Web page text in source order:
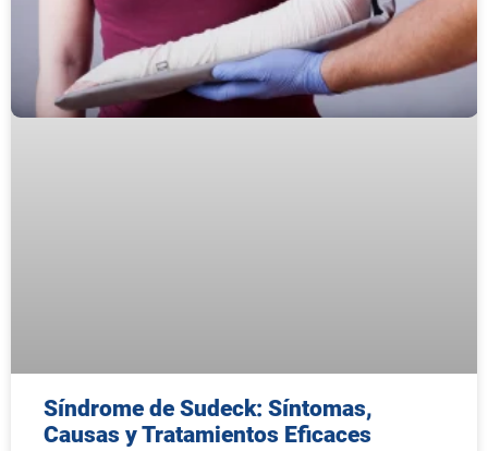
Síndrome de Sudeck: Síntomas,
Causas y Tratamientos Eficaces